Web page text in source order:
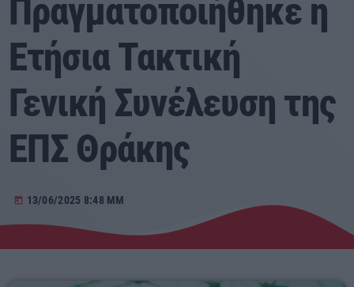
Αρχική
Εκπομπές
Ειδήσεις
Αθλητικά
Τραγούδια της Θράκης
Πραγματοποιήθηκε η
Ετήσια Τακτική
Γενική Συνέλευση της
ΕΠΣ Θράκης
today 13/06/2025 8:48 ΜΜ